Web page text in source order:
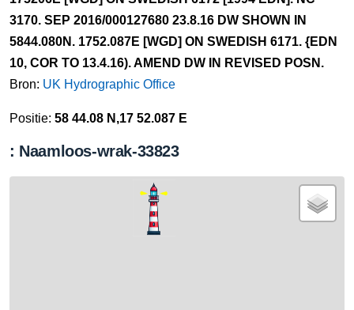
3170. SEP 2016/000127680 23.8.16 DW SHOWN IN
5844.080N. 1752.087E [WGD] ON SWEDISH 6171. {EDN
10, COR TO 13.4.16). AMEND DW IN REVISED POSN.
Bron: UK Hydrographic Office
Positie: 58 44.08 N,17 52.087 E
: Naamloos-wrak-33823